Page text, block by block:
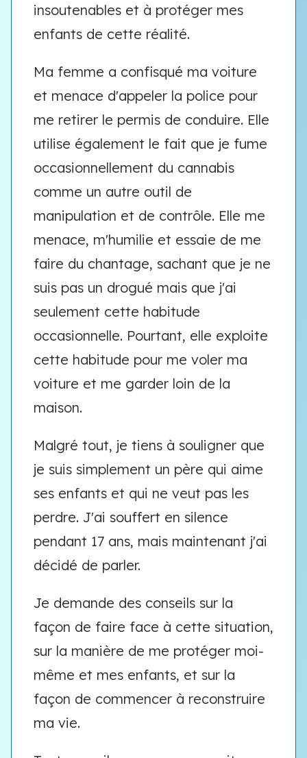
insoutenables et à protéger mes
enfants de cette réalité.
Ma femme a confisqué ma voiture
et menace d'appeler la police pour
me retirer le permis de conduire. Elle
utilise également le fait que je fume
occasionnellement du cannabis
comme un autre outil de
manipulation et de contrôle. Elle me
menace, m'humilie et essaie de me
faire du chantage, sachant que je ne
suis pas un drogué mais que j'ai
seulement cette habitude
occasionnelle. Pourtant, elle exploite
cette habitude pour me voler ma
voiture et me garder loin de la
maison.
Malgré tout, je tiens à souligner que
je suis simplement un père qui aime
ses enfants et qui ne veut pas les
perdre. J'ai souffert en silence
pendant 17 ans, mais maintenant j'ai
décidé de parler.
Je demande des conseils sur la
façon de faire face à cette situation,
sur la manière de me protéger moi-
même et mes enfants, et sur la
façon de commencer à reconstruire
ma vie.